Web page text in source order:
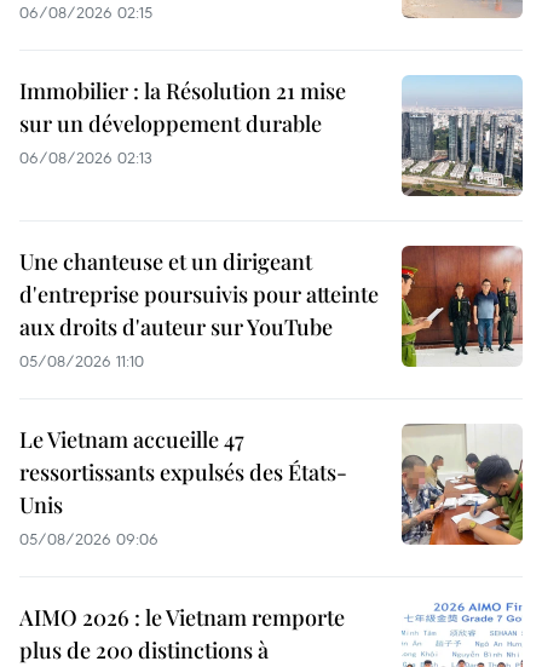
06/08/2026 02:15
Immobilier : la Résolution 21 mise
sur un développement durable
06/08/2026 02:13
Une chanteuse et un dirigeant
d'entreprise poursuivis pour atteinte
aux droits d'auteur sur YouTube
05/08/2026 11:10
Le Vietnam accueille 47
ressortissants expulsés des États-
Unis
05/08/2026 09:06
AIMO 2026 : le Vietnam remporte
plus de 200 distinctions à